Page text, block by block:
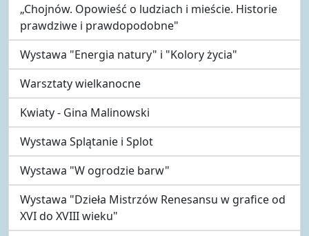
„Chojnów. Opowieść o ludziach i mieście. Historie
prawdziwe i prawdopodobne"
Wystawa "Energia natury" i "Kolory życia"
Warsztaty wielkanocne
Kwiaty - Gina Malinowski
Wystawa Splątanie i Splot
Wystawa "W ogrodzie barw"
Wystawa "Dzieła Mistrzów Renesansu w grafice od
XVI do XVIII wieku"